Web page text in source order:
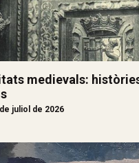
medievals:
juliol de 2026